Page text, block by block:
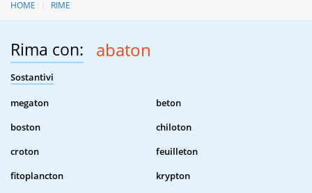
HOME RIME
Rima con: abaton
Sostantivi
megaton
beton
boston
chiloton
croton
feuilleton
fitoplancton
krypton